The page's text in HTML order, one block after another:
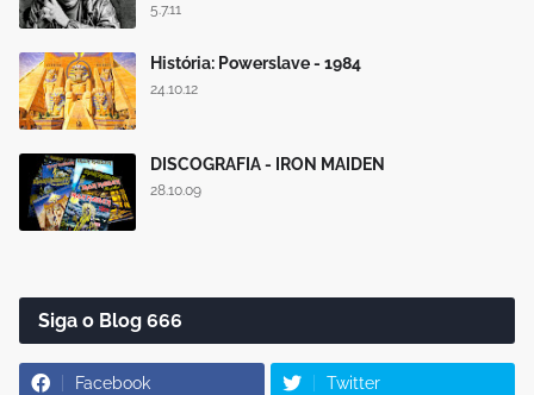
5.7.11
História: Powerslave - 1984
24.10.12
DISCOGRAFIA - IRON MAIDEN
28.10.09
Siga o Blog 666
Facebook Twitter